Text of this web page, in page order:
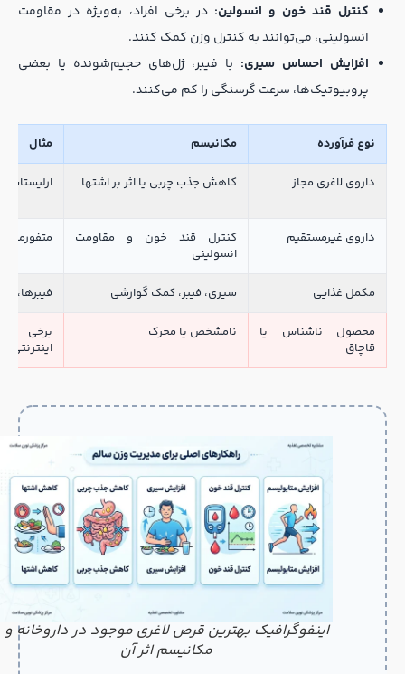
کنترل قند خون و انسولین:در برخی افراد، به‌ویژه در مقاومت
انسولینی، می‌توانند به کنترل وزن کمک کنند.
افزایش احساس سیری:با فیبر، ژل‌های حجیم‌شونده یا بعضی
پروبیوتیک‌ها، سرعت گرسنگی را کم می‌کنند.
نوع فرآورده مکانیسم مثال
داروی لاغری مجاز کاهش جذب چربی یا اثر بر اشتها ارلیستات
داروی غیرمستقیم
کنترل قند خون و مقاومت
انسولینی
متفورمین
مکمل غذایی سیری، فیبر، کمک گوارشی فیبرها،
محصول ناشناس یا
قاچاق
نامشخص یا محرک
برخی
اینترنتی
اینفوگرافیک بهترین قرص لاغری موجود در داروخانه و
مکانیسم اثر آن